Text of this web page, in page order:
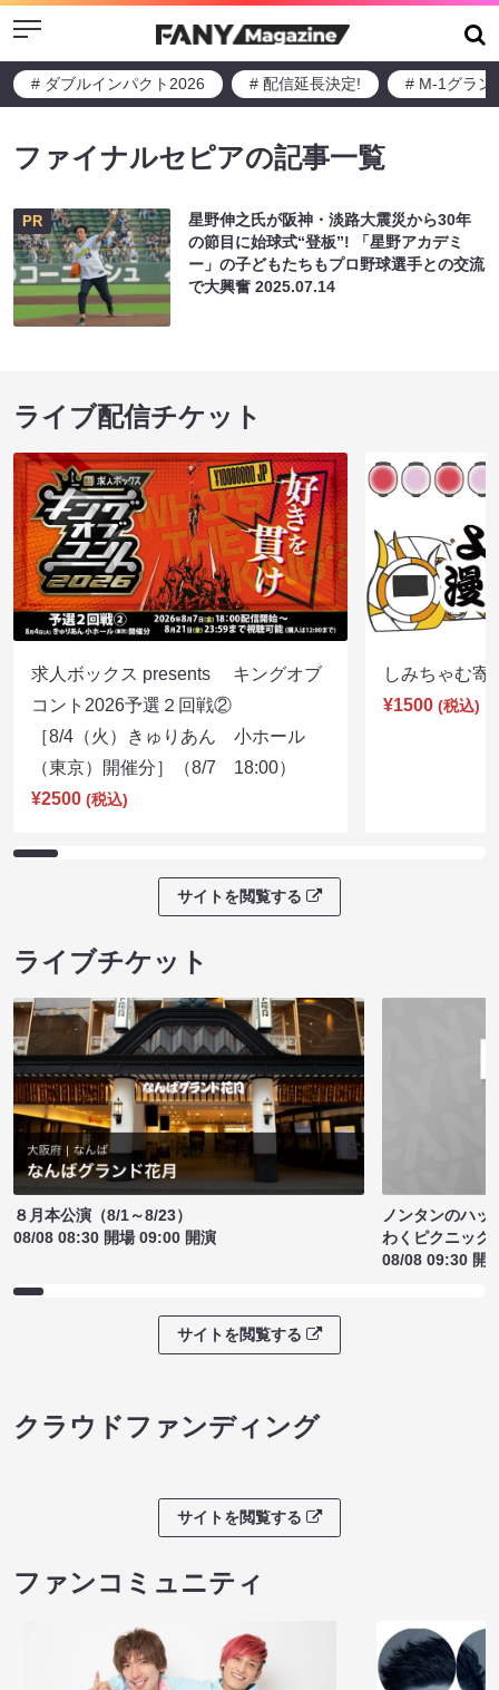
Menu
# ダブルインパクト2026 # 配信延長決定! # M-1グラン
ファイナルセピアの記事一覧
PR
星野伸之氏が阪神・淡路大震災から30年
の節目に始球式“登板”! 「星野アカデミ
ー」の子どもたちもプロ野球選手との交流
で大興奮2025.07.14
ライブ配信チケット
求人ボックス presents キングオブ
コント2026予選２回戦②
［8/4（火）きゅりあん 小ホール
（東京）開催分］（8/7 18:00）
¥2500 (税込)
しみちゃむ
¥1500 (税込)
サイトを閲覧する
ライブチケット
８月本公演（8/1～8/23）
08/08 08:30 開場 09:00 開演
ノンタンのハッ
わくピクニック
08/08 09:30 開
サイトを閲覧する
クラウドファンディング
サイトを閲覧する
ファンコミュニティ